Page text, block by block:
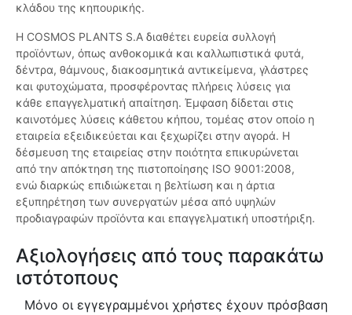
κλάδου της κηπουρικής.
Η COSMOS PLANTS S.A διαθέτει ευρεία συλλογή
προϊόντων, όπως ανθοκομικά και καλλωπιστικά φυτά,
δέντρα, θάμνους, διακοσμητικά αντικείμενα, γλάστρες
και φυτοχώματα, προσφέροντας πλήρεις λύσεις για
κάθε επαγγελματική απαίτηση. Έμφαση δίδεται στις
καινοτόμες λύσεις κάθετου κήπου, τομέας στον οποίο η
εταιρεία εξειδικεύεται και ξεχωρίζει στην αγορά. Η
δέσμευση της εταιρείας στην ποιότητα επικυρώνεται
από την απόκτηση της πιστοποίησης ISO 9001:2008,
ενώ διαρκώς επιδιώκεται η βελτίωση και η άρτια
εξυπηρέτηση των συνεργατών μέσα από υψηλών
προδιαγραφών προϊόντα και επαγγελματική υποστήριξη.
Αξιολογήσεις από τους παρακάτω
ιστότοπους
Μόνο οι εγγεγραμμένοι χρήστες έχουν πρόσβαση